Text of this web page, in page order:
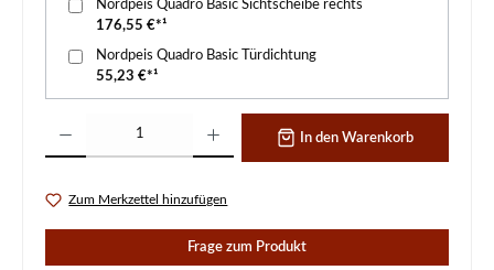
Nordpeis Quadro Basic Sichtscheibe rechts
176,55 €*¹
Nordpeis Quadro Basic Türdichtung
55,23 €*¹
In den Warenkorb
Zum Merkzettel hinzufügen
Frage zum Produkt